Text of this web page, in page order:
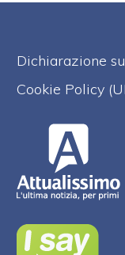
Dichiarazione
Cookie Policy